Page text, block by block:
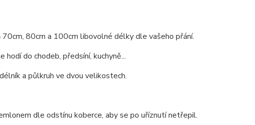
80cm a 100cm libovolné délky dle vašeho přání.
do chodeb, předsíní, kuchyně...
a půlkruh ve dvou velikostech.
dle odstínu koberce, aby se po uříznutí netřepil.